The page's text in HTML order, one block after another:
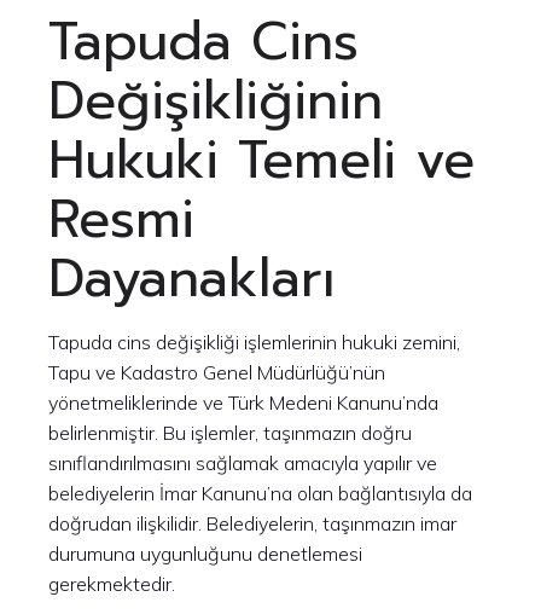
Tapuda Cins
Değişikliğinin
Hukuki Temeli ve
Resmi
Dayanakları
Tapuda cins değişikliği işlemlerinin hukuki zemini,
Tapu ve Kadastro Genel Müdürlüğü’nün
yönetmeliklerinde ve Türk Medeni Kanunu’nda
belirlenmiştir. Bu işlemler, taşınmazın doğru
sınıflandırılmasını sağlamak amacıyla yapılır ve
belediyelerin İmar Kanunu’na olan bağlantısıyla da
doğrudan ilişkilidir. Belediyelerin, taşınmazın imar
durumuna uygunluğunu denetlemesi
gerekmektedir.